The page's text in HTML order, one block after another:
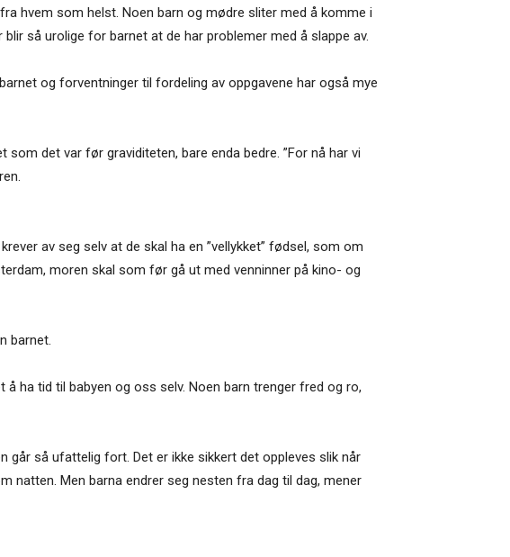
hvem som helst. Noen barn og mødre sliter med å komme i
så urolige for barnet at de har problemer med å slappe av.
og forventninger til fordeling av oppgavene har også mye
det var før graviditeten, bare enda bedre. ”For nå har vi
av seg selv at de skal ha en ”vellykket” fødsel, som om
moren skal som før gå ut med venninner på kino- og
barnet.
ha tid til babyen og oss selv. Noen barn trenger fred og ro,
går så ufattelig fort. Det er ikke sikkert det oppleves slik når
natten. Men barna endrer seg nesten fra dag til dag, mener